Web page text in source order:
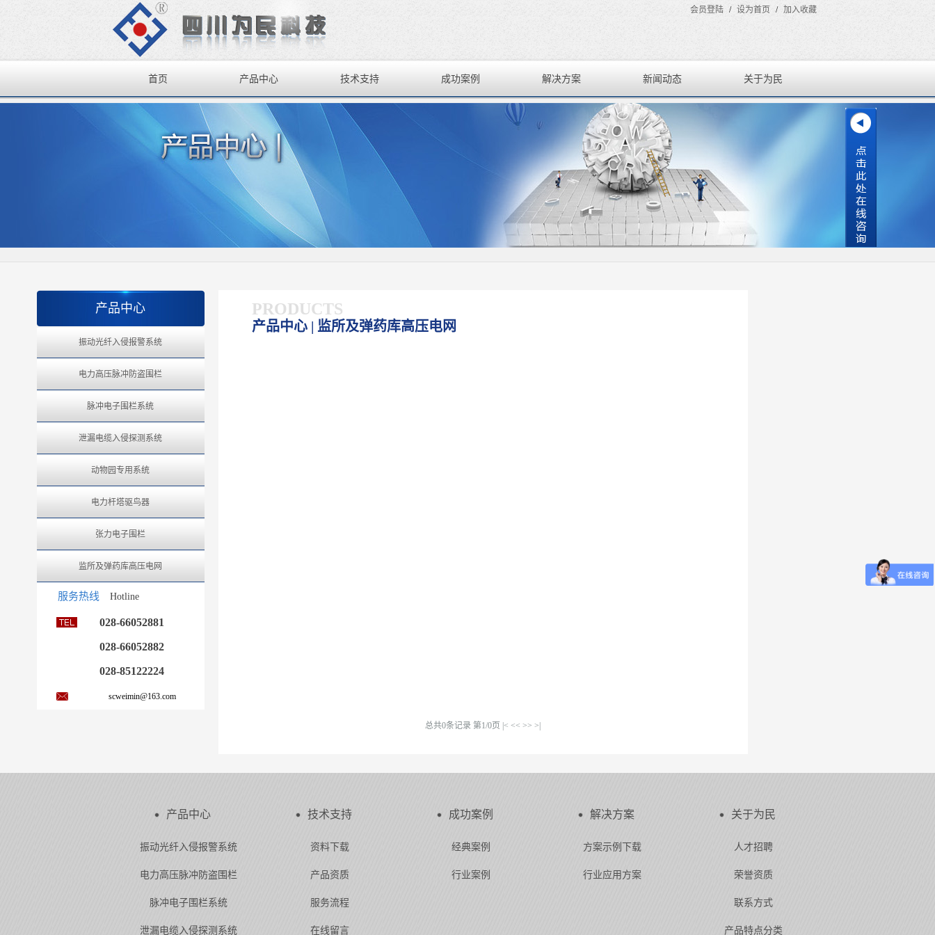
会员登陆 / 设为首页 / 加入收藏
首页 产品中心 技术支持 成功案例 解决方案 新闻动态 关于为民
产品中心
振动光纤入侵报警系统
电力高压脉冲防盗围栏
脉冲电子围栏系统
泄漏电缆入侵探测系统
动物园专用系统
电力杆塔驱鸟器
张力电子围栏
监所及弹药库高压电网
服务热线 Hotline
028-66052881
028-66052882
028-85122224
scweimin@163.com
PRODUCTS
产品中心 | 监所及弹药库高压电网
总共0条记录 第1/0页 |< << >> >|
产品中心
振动光纤入侵报警系统
电力高压脉冲防盗围栏
脉冲电子围栏系统
泄漏电缆入侵探测系统
技术支持
资料下载
产品资质
服务流程
在线留言
成功案例
经典案例
行业案例
解决方案
方案示例下载
行业应用方案
关于为民
人才招聘
荣誉资质
联系方式
产品特点分类